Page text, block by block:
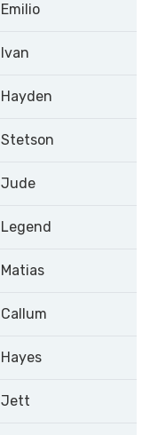
Emilio
Ivan
Hayden
Stetson
Jude
Legend
Matias
Callum
Hayes
Jett